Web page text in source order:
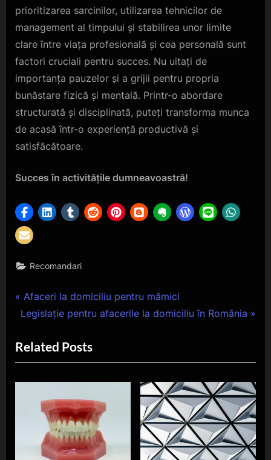
prioritizarea sarcinilor, utilizarea tehnicilor de
management al timpului și stabilirea unor limite
clare între viața profesională și cea personală sunt
factori cruciali pentru succes. Nu uitați de
importanța pauzelor și a grijii pentru propria
bunăstare fizică și mentală. Printr-o abordare
structurată și disciplinată, puteți transforma munca
de acasă într-o experiență productivă și
satisfăcătoare.
Succes în activitățile dumneavoastră!
Recomandari
Navigare
articole
P
r
v
i
o
Afaceri la domiciliu pentru mămici
N
x
t
P
Legislație pentru afacerile la domiciliu în România
Related Posts